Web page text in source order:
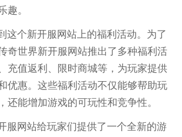
趣。
这个新开服网站上的福利活动。为了
奇世界新开服网站推出了多种福利活
充值返利、限时商城等，为玩家提供
优惠。这些福利活动不仅能够帮助玩
还能增加游戏的可玩性和竞争性。
服网站给玩家们提供了一个全新的游